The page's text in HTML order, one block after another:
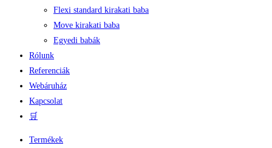
Flexi standard kirakati baba
Move kirakati baba
Egyedi babák
Rólunk
Referenciák
Webáruház
Kapcsolat
🛒
Termékek